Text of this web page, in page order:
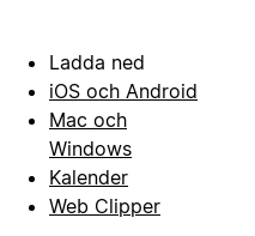
Ladda ned
iOS och Android
Mac och
Windows
Kalender
Web Clipper